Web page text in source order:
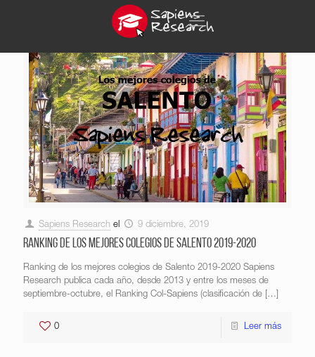
Sapiens Research el 9 diciembre, 2019
Ranking de los mejores colegios de Salento 2019-2020
Ranking de los mejores colegios de Salento 2019-2020 Sapiens
Research publica cada año, desde 2013 y entre los meses de
septiembre-octubre, el Ranking Col-Sapiens (clasificación de […]
0 Leer más